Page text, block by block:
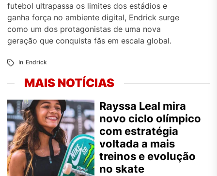
futebol ultrapassa os limites dos estádios e
ganha força no ambiente digital, Endrick surge
como um dos protagonistas de uma nova
geração que conquista fãs em escala global.
In Endrick
MAIS NOTÍCIAS
Rayssa Leal mira
novo ciclo olímpico
com estratégia
voltada a mais
treinos e evolução
no skate